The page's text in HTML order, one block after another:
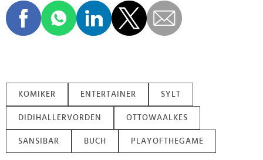
KOMIKER ENTERTAINER SYLT
DIDIHALLERVORDEN OTTOWAALKES
SANSIBAR BUCH PLAYOFTHEGAME